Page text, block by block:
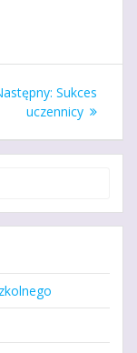
Następny
wpis:
Sukces
uczennicy